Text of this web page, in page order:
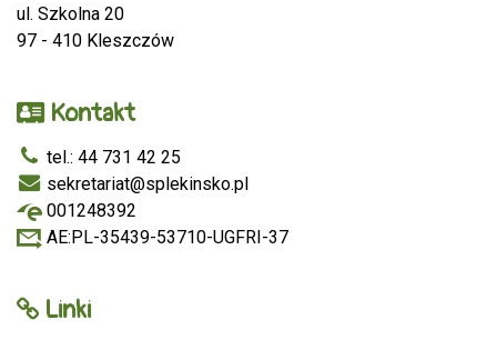
ul. Szkolna 20
97 - 410 Kleszczów
Kontakt
tel.: 44 731 42 25
sekretariat@splekinsko.pl
001248392
AE:PL-35439-53710-UGFRI-37
Linki